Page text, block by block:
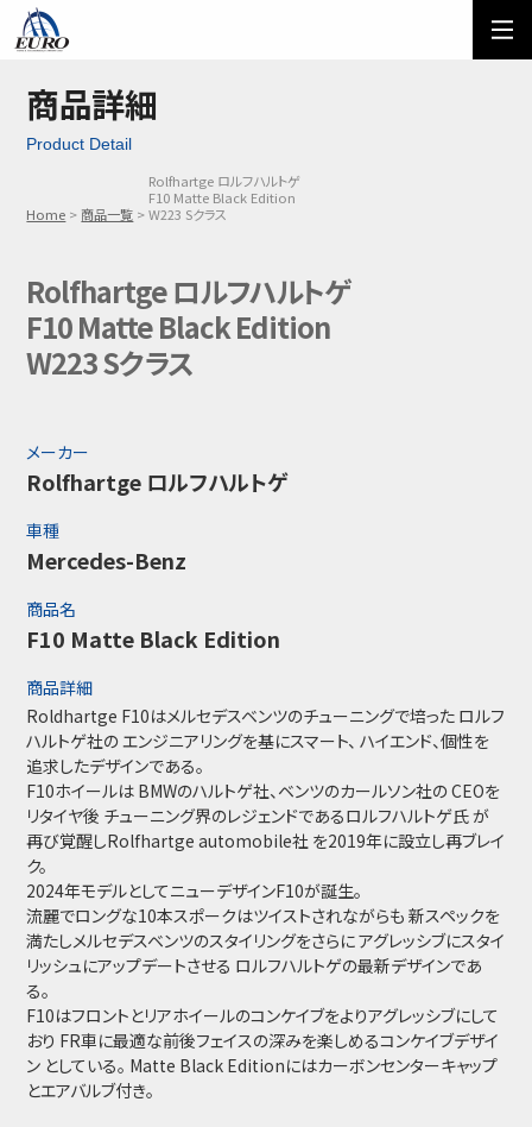
ご利用方法
メール問い合わせ
03-5674-7742
商品詳細
Product Detail
Home 商品一覧
Rolfhartge ロルフハルトゲ
F10 Matte Black Edition
W223 Sクラス
Rolfhartge ロルフハルトゲ
F10 Matte Black Edition
W223 Sクラス
メーカー
Rolfhartge ロルフハルトゲ
車種
Mercedes-Benz
商品名
F10 Matte Black Edition
商品詳細
Roldhartge F10はメルセデスベンツのチューニングで培った ロルフ
ハルトゲ社の エンジニアリングを基にスマート、 ハイエンド、個性を
追求したデザインである。
F10ホイールは BMWのハルトゲ社、ベンツのカールソン社の CEOを
リタイヤ後 チューニング界のレジェンドであるロルフハルトゲ氏 が
再び覚醒しRolfhartge automobile社 を2019年に設立し再ブレイ
ク。
2024年モデルとしてニューデザインF10が誕生。
流麗でロングな10本スポークはツイストされながらも 新スペックを
満たしメルセデスベンツのスタイリングをさらに アグレッシブにスタイ
リッシュにアップデートさせる ロルフハルトゲの最新デザインであ
る。
F10はフロントとリアホイールのコンケイブをよりアグレッシブにして
おり FR車に最適な前後フェイスの深みを楽しめるコンケイブデザイ
ン としている。 Matte Black Editionにはカーボンセンターキャップ
とエアバルブ付き。